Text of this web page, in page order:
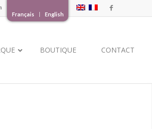
Français English
BOUTIQUE CONTACT